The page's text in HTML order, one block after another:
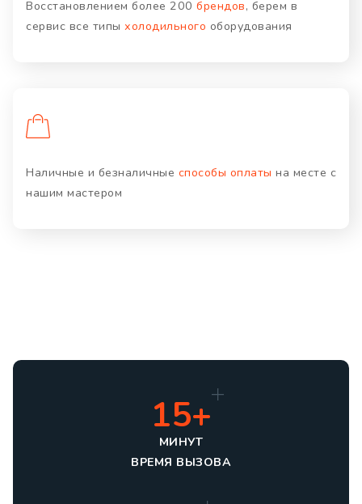
Восстановлением более 200 брендов, берем в
сервис все типы холодильного оборудования
Наличные и безналичные способы оплаты на месте с
нашим мастером
15+
МИНУТ
ВРЕМЯ ВЫЗОВА